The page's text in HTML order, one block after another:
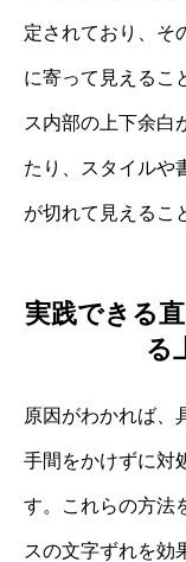
定されており、そ
に寄って見えるこ
ス内部の上下余白
たり、スタイルや
が切れて見えるこ
実践できる
る
原因がわかれば、
手間をかけずに対
す。これらの方法
スの文字ずれを効